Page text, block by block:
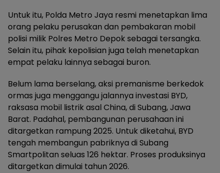
Untuk itu, Polda Metro Jaya resmi menetapkan lima
orang pelaku perusakan dan pembakaran mobil
polisi milik Polres Metro Depok sebagai tersangka.
Selain itu, pihak kepolisian juga telah menetapkan
empat pelaku lainnya sebagai buron.
Belum lama berselang, aksi premanisme berkedok
ormas juga menggangu jalannya investasi BYD,
raksasa mobil listrik asal China, di Subang, Jawa
Barat. Padahal, pembangunan perusahaan ini
ditargetkan rampung 2025. Untuk diketahui, BYD
tengah membangun pabriknya di Subang
Smartpolitan seluas 126 hektar. Proses produksinya
ditargetkan dimulai tahun 2026.